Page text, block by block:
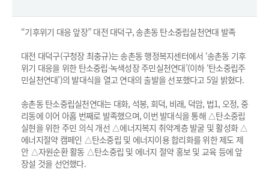
“기후위기 대응 앞장” 대전 대덕구, 송촌동 탄소중립실천연대 발족
대전 대덕구(구청장 최충규)는 송촌동 행정복지센터에서 ‘송촌동 기후
위기 대응을 위한 탄소중립·녹색성장 주민실천연대’(이하 ‘탄소중립주
민실천연대’)의 발대식을 열고 연대의 출발을 선포했다고 5일 밝혔다.
송촌동 탄소중립실천연대는 대화, 석봉, 회덕, 비래, 덕암, 법1, 오정, 중
리동에 이어 아홉 번째로 발족했으며, 이번 발대식을 통해 △탄소중립
실현을 위한 주민 의식 개선 △에너지복지 취약계층 발굴 및 활성화 △
에너지절약 캠페인 △탄소중립 및 에너지이용 합리화를 위한 제도 제
안 △자원순환 활동 △탄소중립 및 에너지 절약 홍보 및 교육 등에 앞
장설 것을 선언했다.